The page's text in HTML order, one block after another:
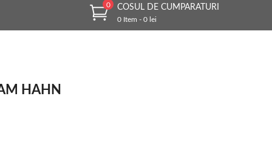
COSUL DE CUMPARATURI
0 Item - 0 lei
0
HAHN